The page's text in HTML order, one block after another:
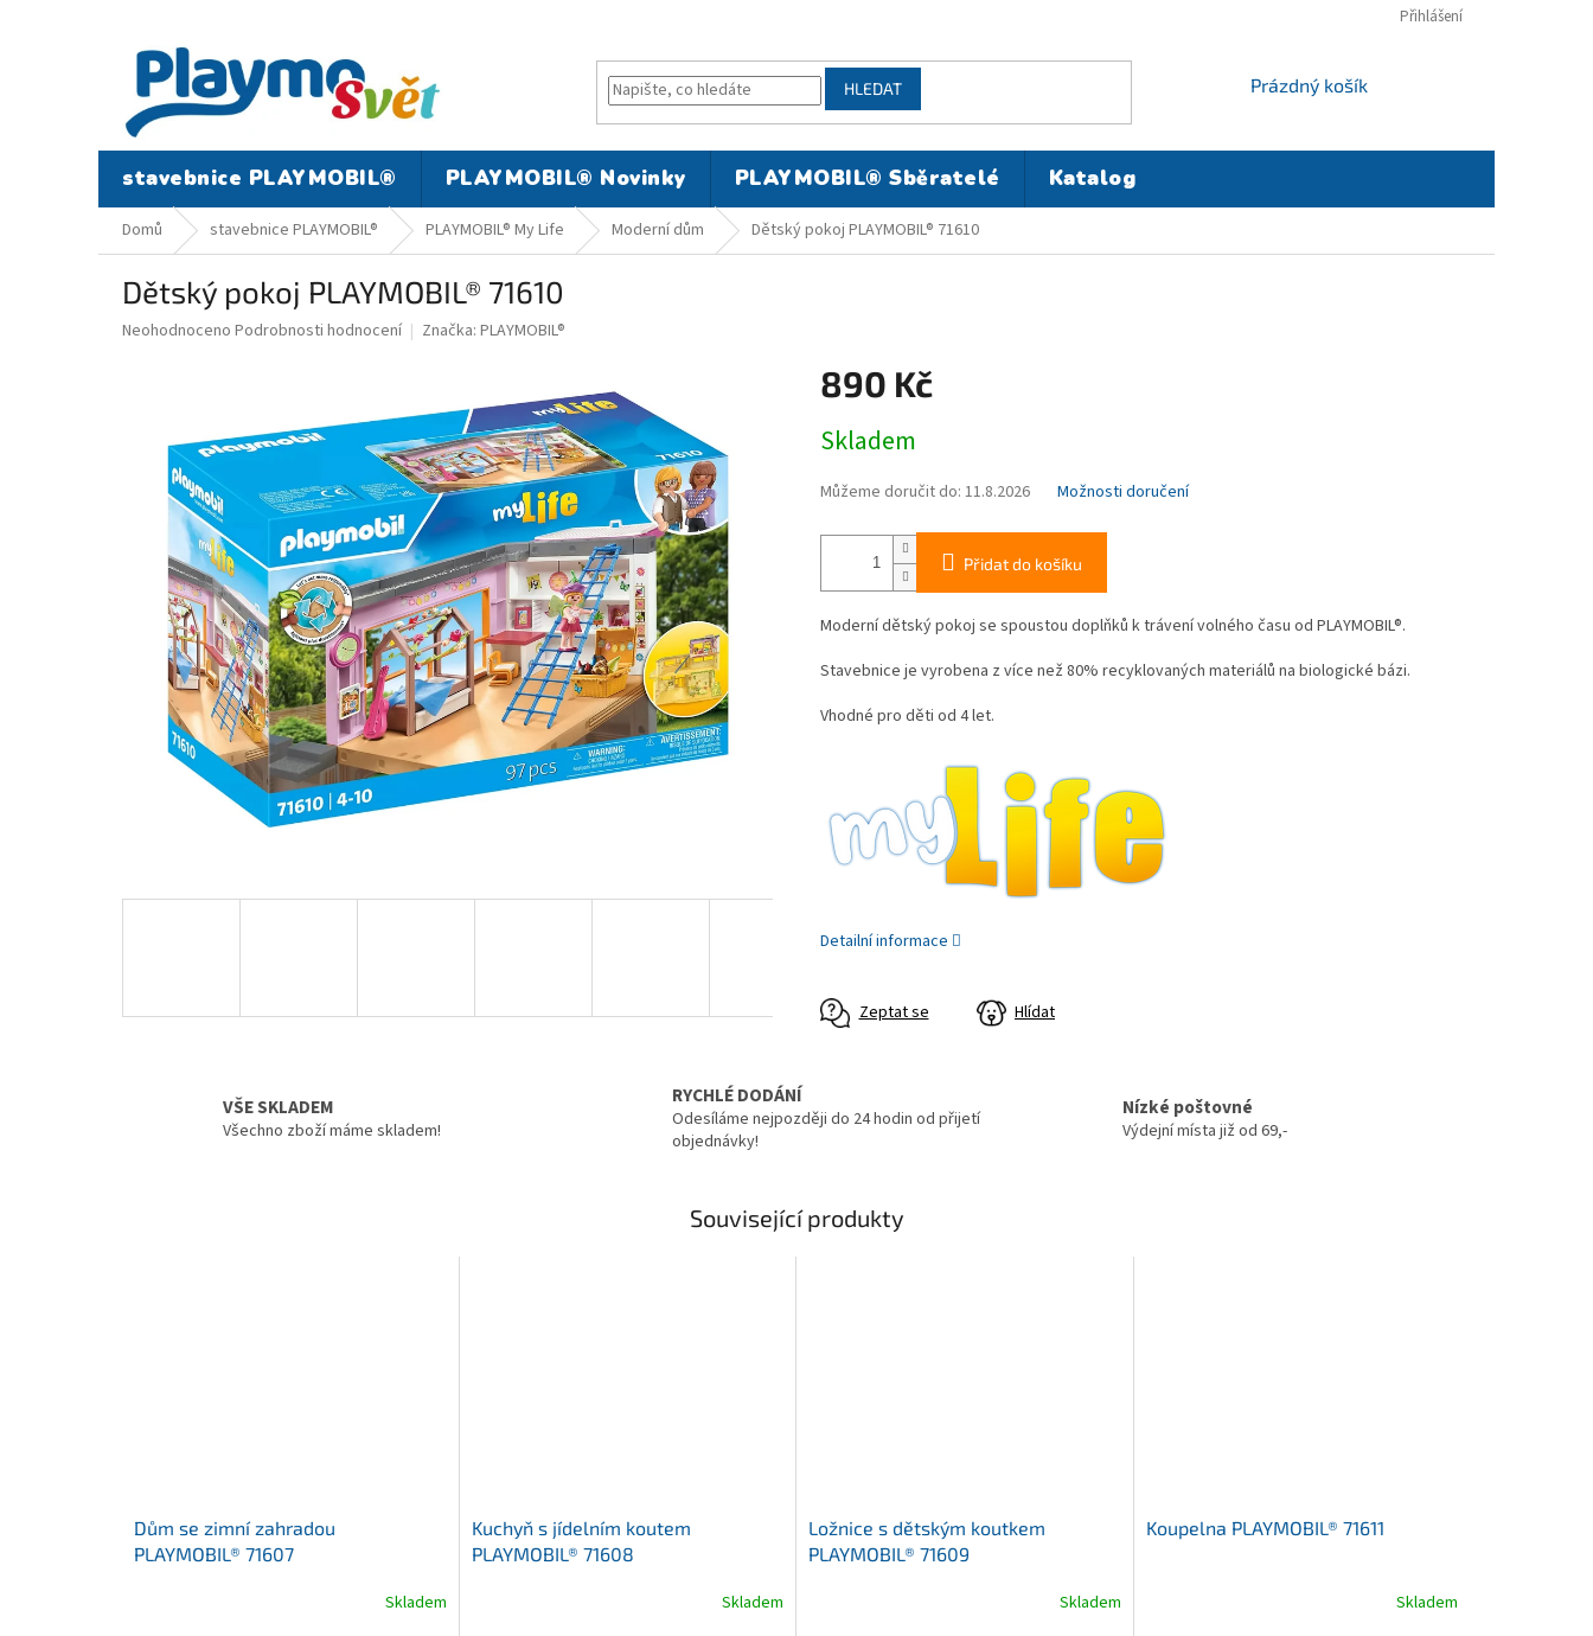
Přihlášení
HLEDAT
NÁKUPNÍ
Prázdný košík
stavebnice PLAYMOBIL® PLAYMOBIL® Novinky PLAYMOBIL® Sběratelé Katalog
Domů stavebnice PLAYMOBIL® PLAYMOBIL® My Life Moderní dům Dětský pokoj PLAYMOBIL® 71610
Dětský pokoj PLAYMOBIL® 71610
Průměrné
hvězdiček.
Neohodnoceno Podrobnosti hodnocení Značka: PLAYMOBIL®
890 Kč
cena:
Skladem
Můžeme doručit do: 11.8.2026 Možnosti doručení
Přidat do košíku
Moderní dětský pokoj se spoustou doplňků k trávení volného času od PLAYMOBIL®.
Stavebnice je vyrobena z více než 80% recyklovaných materiálů na biologické bázi.
Vhodné pro děti od 4 let.
Detailní informace
Zeptat se Hlídat
VŠE SKLADEM
Všechno zboží máme skladem!
RYCHLÉ DODÁNÍ
Odesíláme nejpozději do 24 hodin od přijetí
objednávky!
Nízké poštovné
Výdejní místa již od 69,-
Související produkty
Dům se zimní zahradou
PLAYMOBIL® 71607
Skladem
Kuchyň s jídelním koutem
PLAYMOBIL® 71608
Skladem
Ložnice s dětským koutkem
PLAYMOBIL® 71609
Skladem
Koupelna PLAYMOBIL® 71611
Skladem